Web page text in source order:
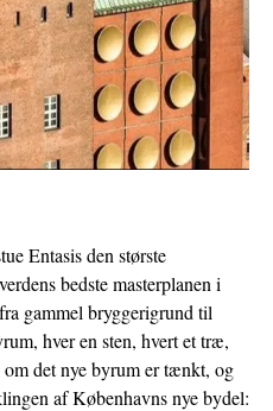
Entasis den største
bedste masterplanen i
gammel bryggerigrund til
hver en sten, hvert et træ,
om det nye byrum er tænkt, og
af Københavns nye bydel: